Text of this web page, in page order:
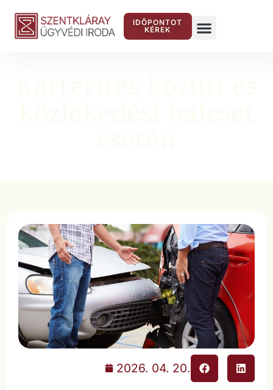
IDŐPONTOT
KÉREK
2026. 04. 20.